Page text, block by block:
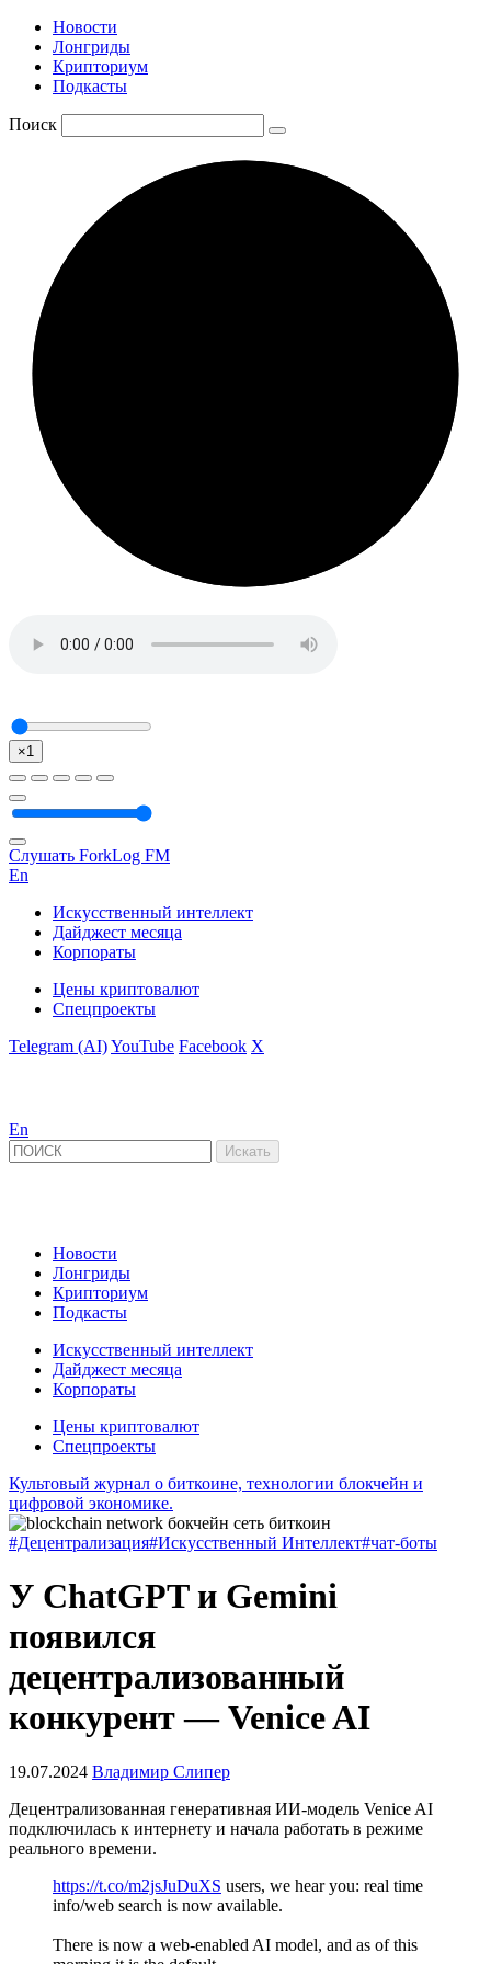
Новости
Лонгриды
Крипториум
Подкасты
Поиск
×1
Слушать ForkLog FM
En
Искусственный интеллект
Дайджест месяца
Корпораты
Цены криптовалют
Спецпроекты
Telegram (AI)YouTube Facebook X
En
Новости
Лонгриды
Крипториум
Подкасты
Искусственный интеллект
Дайджест месяца
Корпораты
Цены криптовалют
Спецпроекты
Культовый журнал о биткоине, технологии блокчейн и
цифровой экономике.
#Децентрализация#Искусственный Интеллект#чат-боты
У ChatGPT и Gemini
появился
децентрализованный
конкурент — Venice AI
19.07.2024 Владимир Слипер
Децентрализованная генеративная ИИ-модель Venice AI
подключилась к интернету и начала работать в режиме
реального времени.
https://t.co/m2jsJuDuXS users, we hear you: real time
info/web search is now available.
There is now a web-enabled AI model, and as of this